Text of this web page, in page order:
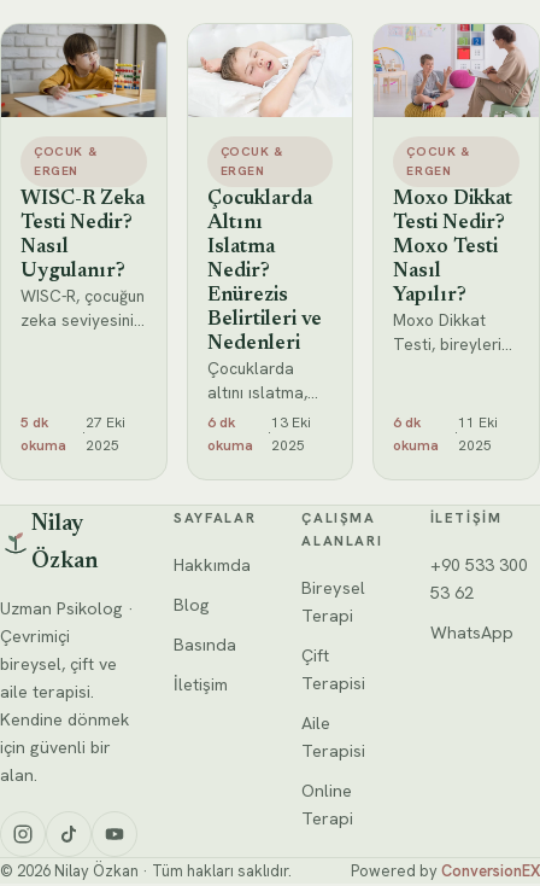
ÇOCUK &
ERGEN
WISC-R Zeka
Testi Nedir?
Nasıl
Uygulanır?
WISC-R, çocuğun
zeka seviyesini,
düşünme
kapasitesini
testlerden
oluşur ve her bir
alt
5 dk
okuma
·
27 Eki
2025
ÇOCUK &
ERGEN
Çocuklarda
Altını
Islatma
Nedir?
Enürezis
Belirtileri ve
Nedenleri
Çocuklarda
altını ıslatma,
yani enürezis,
tek bir nedene
Genellikle
genetik ve
faktörlerin bir
araya
6 dk
okuma
·
13 Eki
2025
ÇOCUK &
ERGEN
Moxo Dikkat
Testi Nedir?
Moxo Testi
Nasıl
Yapılır?
Moxo Dikkat
Testi, bireylerin
ölçmek
amacıyla
tabanlı bir
değerlendirme
aracıdır. Bu test
6 dk
okuma
·
11 Eki
2025
Nilay
Özkan
Uzman Psikolog ·
Çevrimiçi
bireysel, çift ve
aile terapisi.
Kendine dönmek
için güvenli bir
alan.
SAYFALAR
Hakkımda
Blog
Basında
İletişim
ÇALIŞMA
ALANLARI
Bireysel
Terapi
Çift
Terapisi
Aile
Terapisi
Online
Terapi
İLETIŞIM
+90 533 300
53 62
WhatsApp
© 2026 Nilay Özkan · Tüm hakları saklıdır. Powered byConversionEX